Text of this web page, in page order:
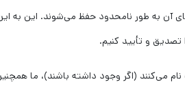
آن به طور نامحدود حفظ می‌شوند. این به
تصدیق و تأیید کنیم.
می‌کنند (اگر وجود داشته باشند)، ما